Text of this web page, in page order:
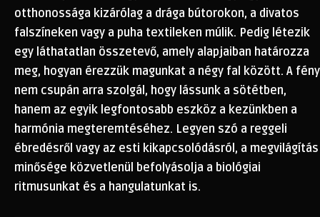
otthonossága kizárólag a drága bútorokon, a divatos
falszíneken vagy a puha textileken múlik. Pedig létezik
egy láthatatlan összetevő, amely alapjaiban határozza
meg, hogyan érezzük magunkat a négy fal között. A fény
nem csupán arra szolgál, hogy lássunk a sötétben,
hanem az egyik legfontosabb eszköz a kezünkben a
harmónia megteremtéséhez. Legyen szó a reggeli
ébredésről vagy az esti kikapcsolódásról, a megvilágítás
minősége közvetlenül befolyásolja a biológiai
ritmusunkat és a hangulatunkat is.